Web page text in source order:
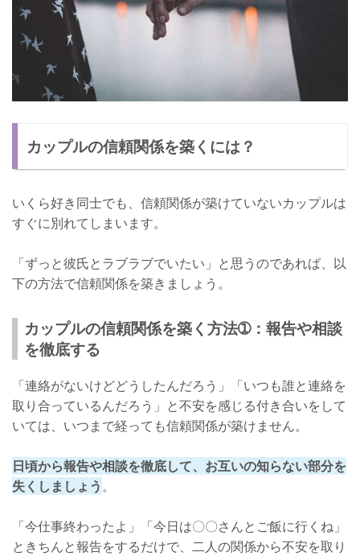
カップルの信頼関係を築くには？
いくら好き同士でも、信頼関係が築けていないカップルは
すぐに別れてしまいます。
「ずっと彼氏とラブラブでいたい」と思うのであれば、以
下の方法で信頼関係を築きましょう。
カップルの信頼関係を築く方法➀：報告や相談
を徹底する
「連絡がないけどどうしたんだろう」「いつも誰と連絡を
取り合っているんだろう」と不安を感じる付き合いをして
いては、いつまで経っても信頼関係が築けません。
日頃から報告や相談を徹底して、お互いの知らない部分を
失くしましょう。
「今仕事終わったよ」「今日は〇〇さんとご飯に行くね」
ときちんと報告をするだけで、二人の関係から不安を取り